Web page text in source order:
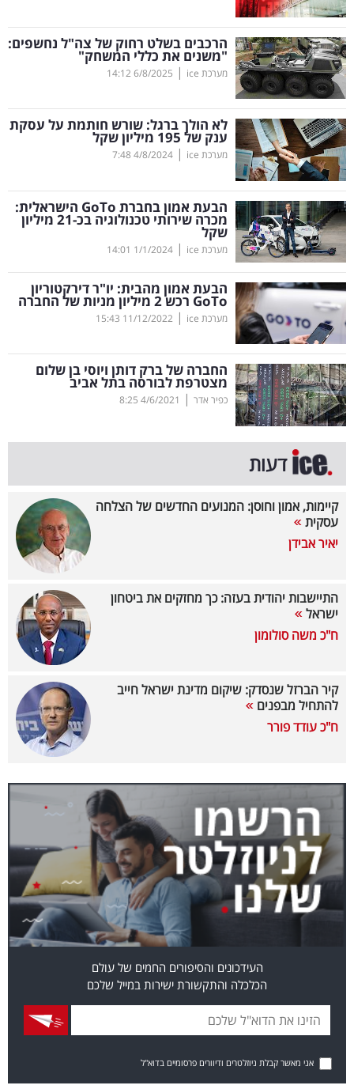
דעות
רכילות
עסקית
קריפטו
ויראלי
טלוויזיה
עסקי
ספורט
קריירה
ולימודים
מינויים
רייטינג
רכב
בריאות
תרבות
ופנאי
TOP-
5
הכלכלי
פודקאסט
UNDER
40
שיתופי
פעולה
ניוזלטרים
מייל
הרכבים בשלט רחוק של צה"ל נחשפים:
"משנים את כללי המשחק"
מערכת ice |
6/8/2025
14:12
לא הולך ברגל: שורש חותמת על עסקת
ענק של 195 מיליון שקל
מערכת ice |
4/8/2024
7:48
הבעת אמון בחברת GoTo הישראלית:
מכרה שירותי טכנולוגיה בכ-21 מיליון
שקל
מערכת ice |
1/1/2024
14:01
הבעת אמון מהבית: יו"ר דירקטוריון
GoTo רכש 2 מיליון מניות של החברה
מערכת ice |
11/12/2022
15:43
החברה של ברק דותן ויוסי בן שלום
מצטרפת לבורסה בתל אביב
כפיר אדר |
4/6/2021
8:25
דעות
קיימות, אמון וחוסן: המנועים החדשים של הצלחה
עסקית
יאיר אבידן
התיישבות יהודית בעזה: כך מחזקים את ביטחון
ישראל
ח"כ משה סולומון
קיר הברזל שנסדק: שיקום מדינת ישראל חייב
להתחיל מבפנים
ח"כ עודד פורר
העידכונים והסיפורים החמים של עולם
הכלכלה והתקשורת ישירות במייל שלכם
אני מאשר קבלת ניוזלטרים ודיוורים פרסומיים בדוא"ל